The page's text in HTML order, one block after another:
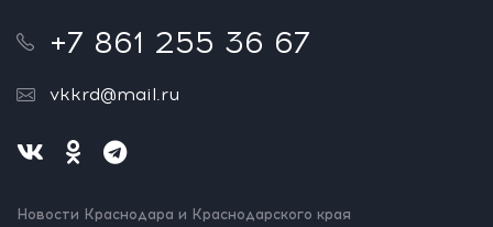
+7 861 255 36 67
vkkrd@mail.ru
Новости Краснодара и Краснодарского края